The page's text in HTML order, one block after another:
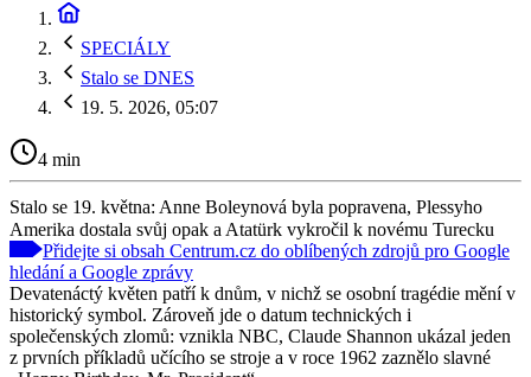
SPECIÁLY
Stalo se DNES
19. 5. 2026, 05:07
4 min
Stalo se 19. května: Anne Boleynová byla popravena, Plessyho
Amerika dostala svůj opak a Atatürk vykročil k novému Turecku
Přidejte si obsah Centrum.cz do oblíbených zdrojů pro Google
hledání a Google zprávy
Devatenáctý květen patří k dnům, v nichž se osobní tragédie mění v
historický symbol. Zároveň jde o datum technických i
společenských zlomů: vznikla NBC, Claude Shannon ukázal jeden
z prvních příkladů učícího se stroje a v roce 1962 zaznělo slavné